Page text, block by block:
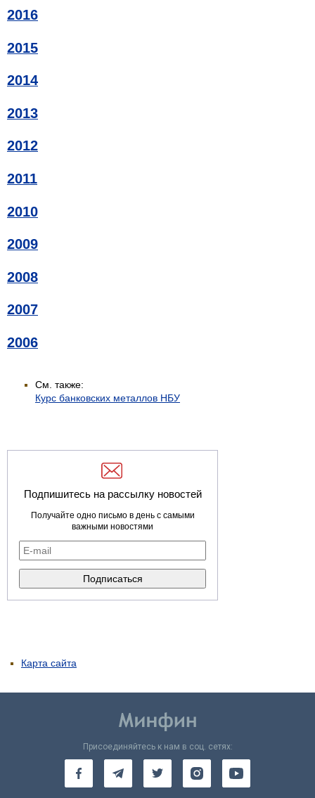
2016
2015
2014
2013
2012
2011
2010
2009
2008
2007
2006
См. также:
Курс банковских металлов НБУ
Подпишитесь на рассылку новостей
Получайте одно письмо в день с самыми
важными новостями
Карта сайта
Присоединяйтесь к нам в соц. сетях: